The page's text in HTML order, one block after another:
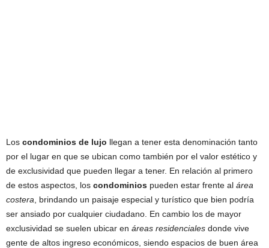
Los condominios de lujo llegan a tener esta denominación tanto
por el lugar en que se ubican como también por el valor estético y
de exclusividad que pueden llegar a tener. En relación al primero
de estos aspectos, los condominios pueden estar frente al área
costera , brindando un paisaje especial y turístico que bien podría
ser ansiado por cualquier ciudadano. En cambio los de mayor
exclusividad se suelen ubicar en áreas residenciales donde vive
gente de altos ingreso económicos, siendo espacios de buen área